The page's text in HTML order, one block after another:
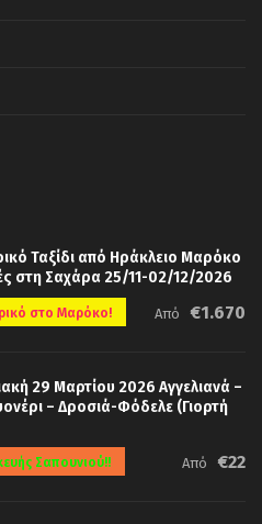
Ταξίδι από Ηράκλειο Μαρόκο
στη Σαχάρα 25/11-02/12/2026
στο Μαρόκο! Από €1.670
29 Μαρτίου 2026 Αγγελιανά –
– Δροσιά-Φόδελε (Γιορτή
Σαπουνιού!! Από €22